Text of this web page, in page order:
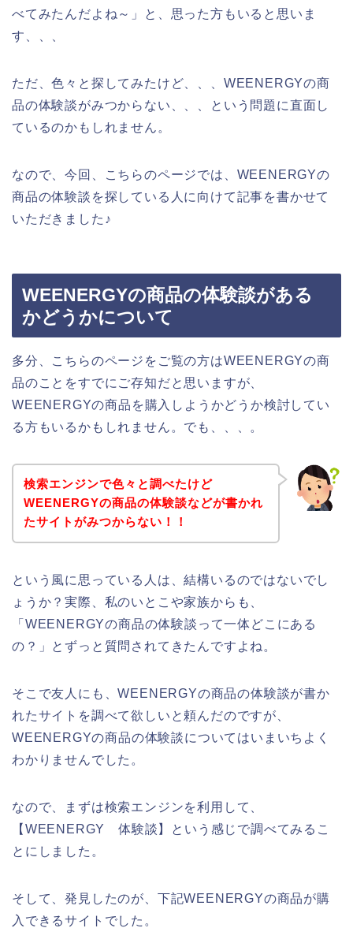
べてみたんだよね～」と、思った方もいると思いま
す、、、
ただ、色々と探してみたけど、、、WEENERGYの商
品の体験談がみつからない、、、という問題に直面し
ているのかもしれません。
なので、今回、こちらのページでは、WEENERGYの
商品の体験談を探している人に向けて記事を書かせて
いただきました♪
WEENERGYの商品の体験談がある
かどうかについて
多分、こちらのページをご覧の方はWEENERGYの商
品のことをすでにご存知だと思いますが、
WEENERGYの商品を購入しようかどうか検討してい
る方もいるかもしれません。でも、、、。
検索エンジンで色々と調べたけど
WEENERGYの商品の体験談などが書かれ
たサイトがみつからない！！
という風に思っている人は、結構いるのではないでし
ょうか？実際、私のいとこや家族からも、
「WEENERGYの商品の体験談って一体どこにある
の？」とずっと質問されてきたんですよね。
そこで友人にも、WEENERGYの商品の体験談が書か
れたサイトを調べて欲しいと頼んだのですが、
WEENERGYの商品の体験談についてはいまいちよく
わかりませんでした。
なので、まずは検索エンジンを利用して、
【WEENERGY 体験談】という感じで調べてみるこ
とにしました。
そして、発見したのが、下記WEENERGYの商品が購
入できるサイトでした。